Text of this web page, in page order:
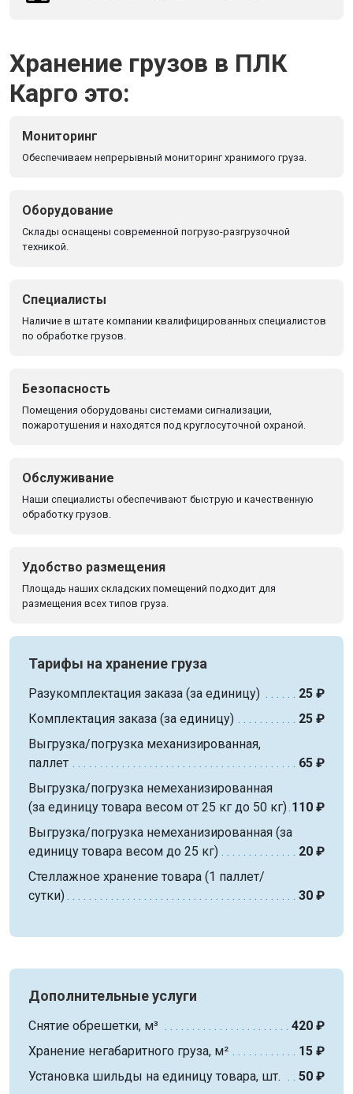
Хранение грузов в ПЛК
Карго это:
Мониторинг
Обеспечиваем непрерывный мониторинг хранимого груза.
Оборудование
Склады оснащены современной погрузо-разгрузочной
техникой.
Специалисты
Наличие в штате компании квалифицированных специалистов
по обработке грузов.
Безопасность
Помещения оборудованы системами сигнализации,
пожаротушения и находятся под круглосуточной охраной.
Обслуживание
Наши специалисты обеспечивают быструю и качественную
обработку грузов.
Удобство размещения
Площадь наших складских помещений подходит для
размещения всех типов груза.
Тарифы на хранение груза
Разукомплектация заказа (за единицу)
25 ₽
Комплектация заказа (за единицу)
25 ₽
Выгрузка/погрузка механизированная,
паллет
65 ₽
Выгрузка/погрузка немеханизированная
(за единицу товара весом от 25 кг до 50 кг) 110 ₽
Выгрузка/погрузка немеханизированная (за
единицу товара весом до 25 кг)
20 ₽
Стеллажное хранение товара (1 паллет/
сутки)
30 ₽
Дополнительные услуги
Снятие обрешетки, м³
420 ₽
Хранение негабаритного груза, м²
15 ₽
Установка шильды на единицу товара, шт.
50 ₽